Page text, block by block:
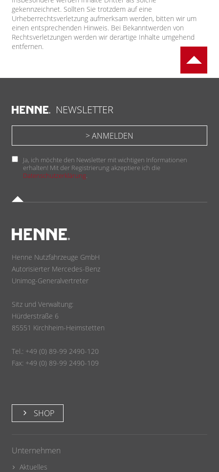
gekennzeichnet. Sollten Sie trotzdem auf eine
Urheberrechtsverletzung aufmerksam werden, bitten wir um
einen entsprechenden Hinweis. Bei Bekanntwerden von
Rechtsverletzungen werden wir derartige Inhalte umgehend
entfernen.
NEWSLETTER
Ja, ich möchte den Newsletter mit wichtigen Informationen
erhalten! Mit der Registrierung akzeptiere ich die
Datenschutzerklärung
Henne Nutzfahrzeuge GmbH
Autorisierter Mercedes-Benz
Unimog-Generalvertreter
Sitz und Verwaltung:
Hürderstraße 6
85551 Kirchheim-Heimstetten
Tel.: +49 (0) 89-99 2490-120
Fax: +49 (0) 89-99 2490-109
SHOP
Unternehmen
Aktuelles